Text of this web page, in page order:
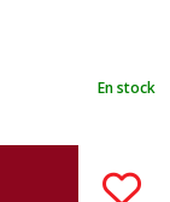
En stock